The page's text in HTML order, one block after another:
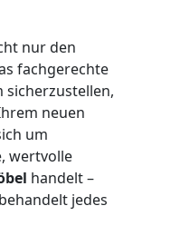
nur den
fachgerechte
sicherzustellen,
neuen
um
wertvolle
handelt –
jedes